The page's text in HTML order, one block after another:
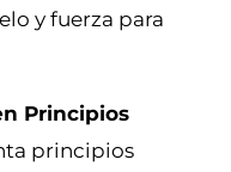
y fuerza para
Principios
principios